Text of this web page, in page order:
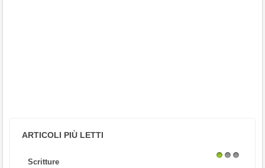
ARTICOLI PIÙ LETTI
Scritture